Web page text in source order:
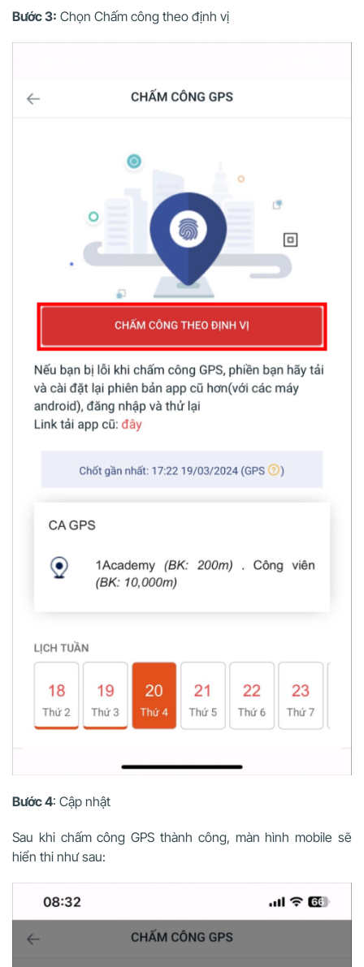
Bước 3: Chọn Chấm công theo định vị
Bước 4: Cập nhật
Sau khi chấm công GPS thành công, màn hình mobile sẽ
hiển thi như sau: